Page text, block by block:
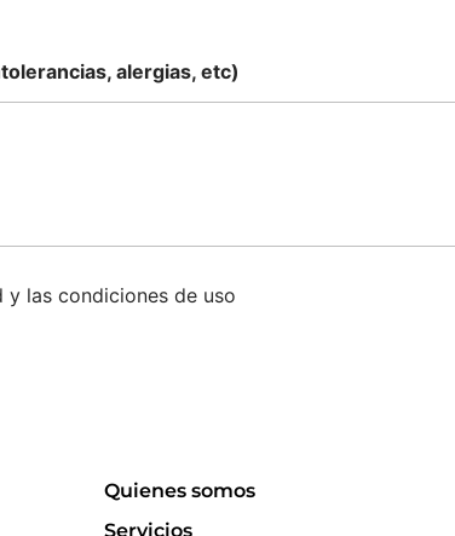
alergias, etc)
las condiciones de uso
Quienes somos
Servicios